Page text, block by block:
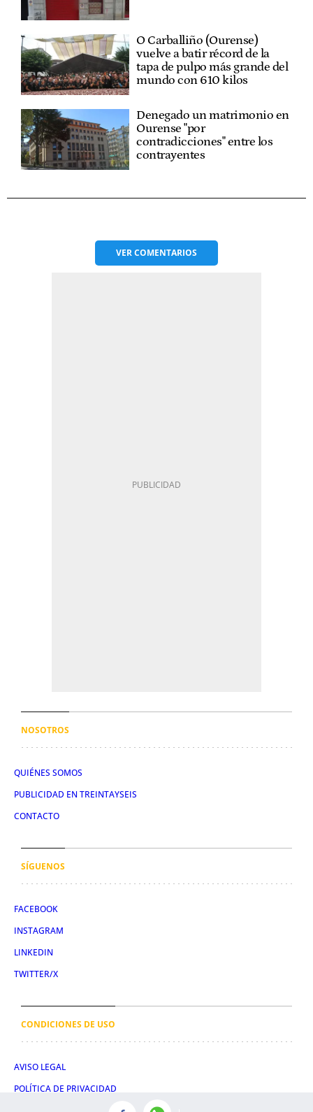
O Carballiño (Ourense)
vuelve a batir récord de la
tapa de pulpo más grande del
mundo con 610 kilos
Denegado un matrimonio en
Ourense "por
contradicciones" entre los
contrayentes
VERCOMENTARIOS
NOSOTROS
QUIÉNES SOMOS
PUBLICIDAD EN TREINTAYSEIS
CONTACTO
SÍGUENOS
FACEBOOK
INSTAGRAM
LINKEDIN
TWITTER/X
CONDICIONES DE USO
AVISO LEGAL
POLÍTICA DE PRIVACIDAD